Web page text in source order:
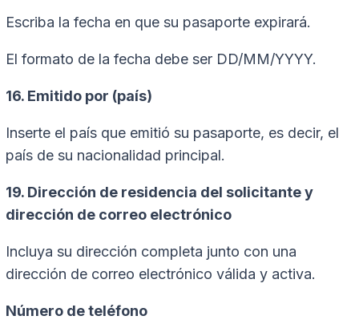
Escriba la fecha en que su pasaporte expirará.
El formato de la fecha debe ser DD/MM/YYYY.
16. Emitido por (país)
Inserte el país que emitió su pasaporte, es decir, el
país de su nacionalidad principal.
19. Dirección de residencia del solicitante y
dirección de correo electrónico
Incluya su dirección completa junto con una
dirección de correo electrónico válida y activa.
Número de teléfono